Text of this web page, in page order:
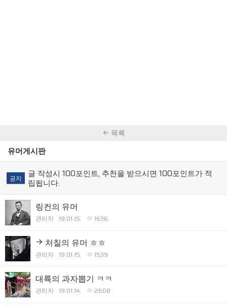
목록
유머게시판
공지 글 작성시 100포인트, 추천을 받으시면 100포인트가 적
립됩니다.
링컨의 유머
관리자 19.01.15. 1636
처칠의 유머 ㅎㅎ
관리자 19.01.15. 1539
대륙의 과자뽑기 ㅋㅋ
관리자 19.01.14. 2608